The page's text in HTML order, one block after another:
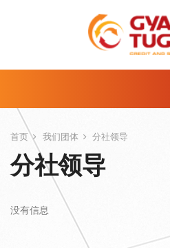
首页 我们团体 分社领导
分社领导
没有信息